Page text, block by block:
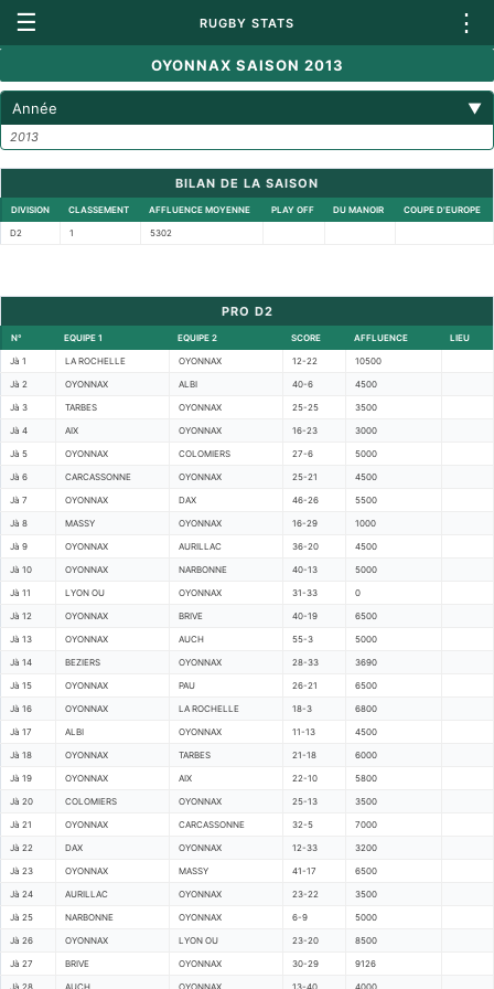
☰ RUGBY STATS ⋮
OYONNAX SAISON 2013
Année ▼
2013
BILAN DE LA SAISON
DIVISION CLASSEMENT AFFLUENCE MOYENNE PLAY OFF DU MANOIR COUPE D'EUROPE
D2 1 5302
PRO D2
N° EQUIPE 1 EQUIPE 2 SCORE AFFLUENCE LIEU
Jà 1 LA ROCHELLE OYONNAX 12-22 10500
Jà 2 OYONNAX ALBI 40-6 4500
Jà 3 TARBES OYONNAX 25-25 3500
Jà 4 AIX OYONNAX 16-23 3000
Jà 5 OYONNAX COLOMIERS 27-6 5000
Jà 6 CARCASSONNE OYONNAX 25-21 4500
Jà 7 OYONNAX DAX 46-26 5500
Jà 8 MASSY OYONNAX 16-29 1000
Jà 9 OYONNAX AURILLAC 36-20 4500
Jà 10 OYONNAX NARBONNE 40-13 5000
Jà 11 LYON OU OYONNAX 31-33 0
Jà 12 OYONNAX BRIVE 40-19 6500
Jà 13 OYONNAX AUCH 55-3 5000
Jà 14 BEZIERS OYONNAX 28-33 3690
Jà 15 OYONNAX PAU 26-21 6500
Jà 16 OYONNAX LA ROCHELLE 18-3 6800
Jà 17 ALBI OYONNAX 11-13 4500
Jà 18 OYONNAX TARBES 21-18 6000
Jà 19 OYONNAX AIX 22-10 5800
Jà 20 COLOMIERS OYONNAX 25-13 3500
Jà 21 OYONNAX CARCASSONNE 32-5 7000
Jà 22 DAX OYONNAX 12-33 3200
Jà 23 OYONNAX MASSY 41-17 6500
Jà 24 AURILLAC OYONNAX 23-22 3500
Jà 25 NARBONNE OYONNAX 6-9 5000
Jà 26 OYONNAX LYON OU 23-20 8500
Jà 27 BRIVE OYONNAX 30-29 9126
Jà 28 AUCH OYONNAX 13-40 4000